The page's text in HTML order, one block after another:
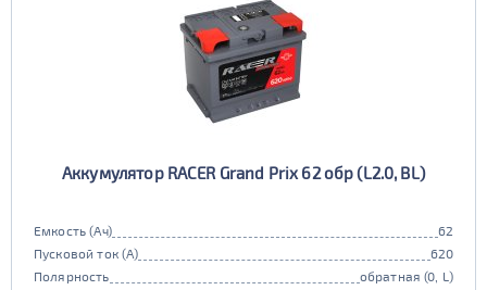
Аккумулятор RACER Grand Prix 62 обр (L2.0, BL)
Емкость (Ач)
62
Пусковой ток (А)
620
Полярность
обратная (0, L)